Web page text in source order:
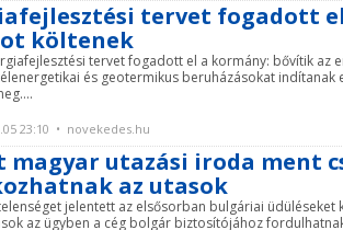
tervet fogadott
költenek
tervet fogadott el a kormány: bővítik
és geotermikus beruházásokat
23:10 • novekedes.hu
magyar utazási iroda ment
az utasok
jelentett az elsősorban bulgáriai
az ügyben a cég bolgár biztosítójához